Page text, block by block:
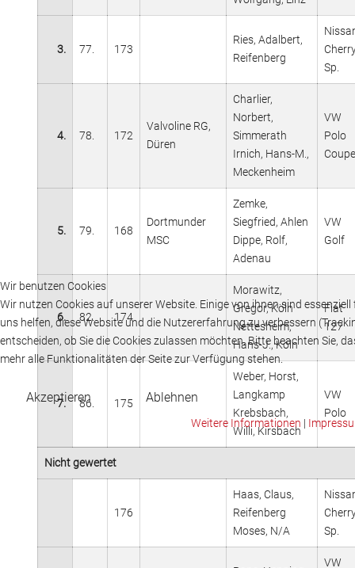
3. 77. 173
Ries, Adalbert,
Reifenberg
Sp.
4. 78. 172
Valvoline RG,
Düren
Charlier,
Norbert,
Simmerath
Irnich, Hans-M.,
Meckenheim
VW
Polo
Coupe
5. 79. 168
Dortmunder
MSC
Zemke,
Siegfried, Ahlen
Dippe, Rolf,
Adenau
VW
Golf
6. 82. 174
Morawitz,
Gregor, Köln
Nettesheim,
Hans-J., Köln
Fiat
127
7. 86. 175
Weber, Horst,
Langkamp
Krebsbach,
Willi, Kirsbach
VW
Polo
Nicht gewertet
176
Haas, Claus,
Reifenberg
Moses, N/A
Sp.
VW
Wir benutzen Cookies
Wir nutzen Cookies auf unserer Website. Einige von ihnen sind
uns helfen, diese Website und die Nutzererfahrung zu verbessern
entscheiden, ob Sie die Cookies zulassen möchten. Bitte beachten Sie,
mehr alle Funktionalitäten der Seite zur Verfügung stehen.
Akzeptieren Ablehnen
Weitere Informationen |